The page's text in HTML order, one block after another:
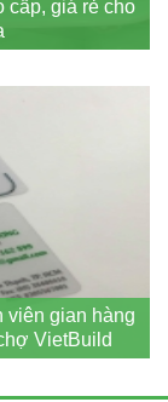
cấp, giá rẻ cho
viên gian hàng
VietBuild